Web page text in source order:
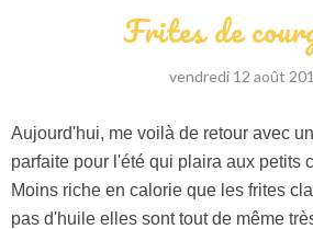
Frites de
vendredi 12 août
Aujourd'hui, me voilà de retour avec
parfaite pour l'été qui plaira aux petits
Moins riche en calorie que les frites
pas d'huile elles sont tout de même